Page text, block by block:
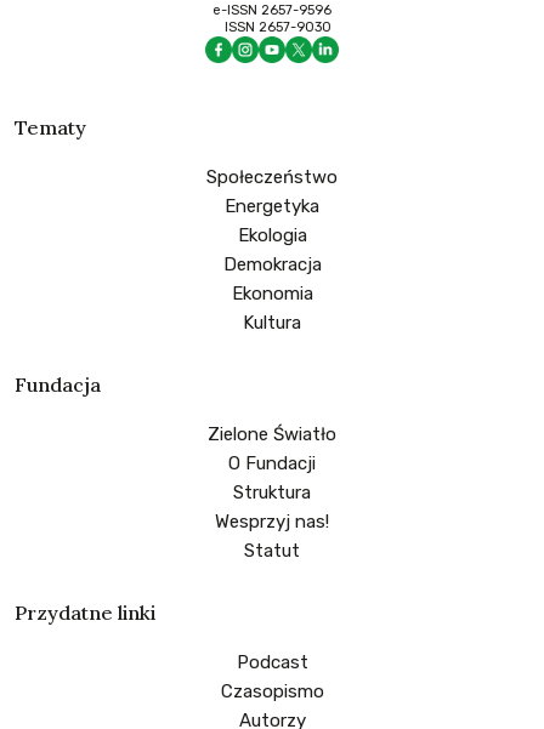
e-ISSN 2657-9596
ISSN 2657-9030
Tematy
Społeczeństwo
Energetyka
Ekologia
Demokracja
Ekonomia
Kultura
Fundacja
Zielone Światło
O Fundacji
Struktura
Wesprzyj nas!
Statut
Przydatne linki
Podcast
Czasopismo
Autorzy